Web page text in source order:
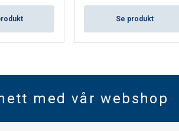
Se produkt
med vår webshop